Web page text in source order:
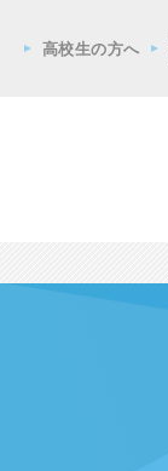
高校生の方へ